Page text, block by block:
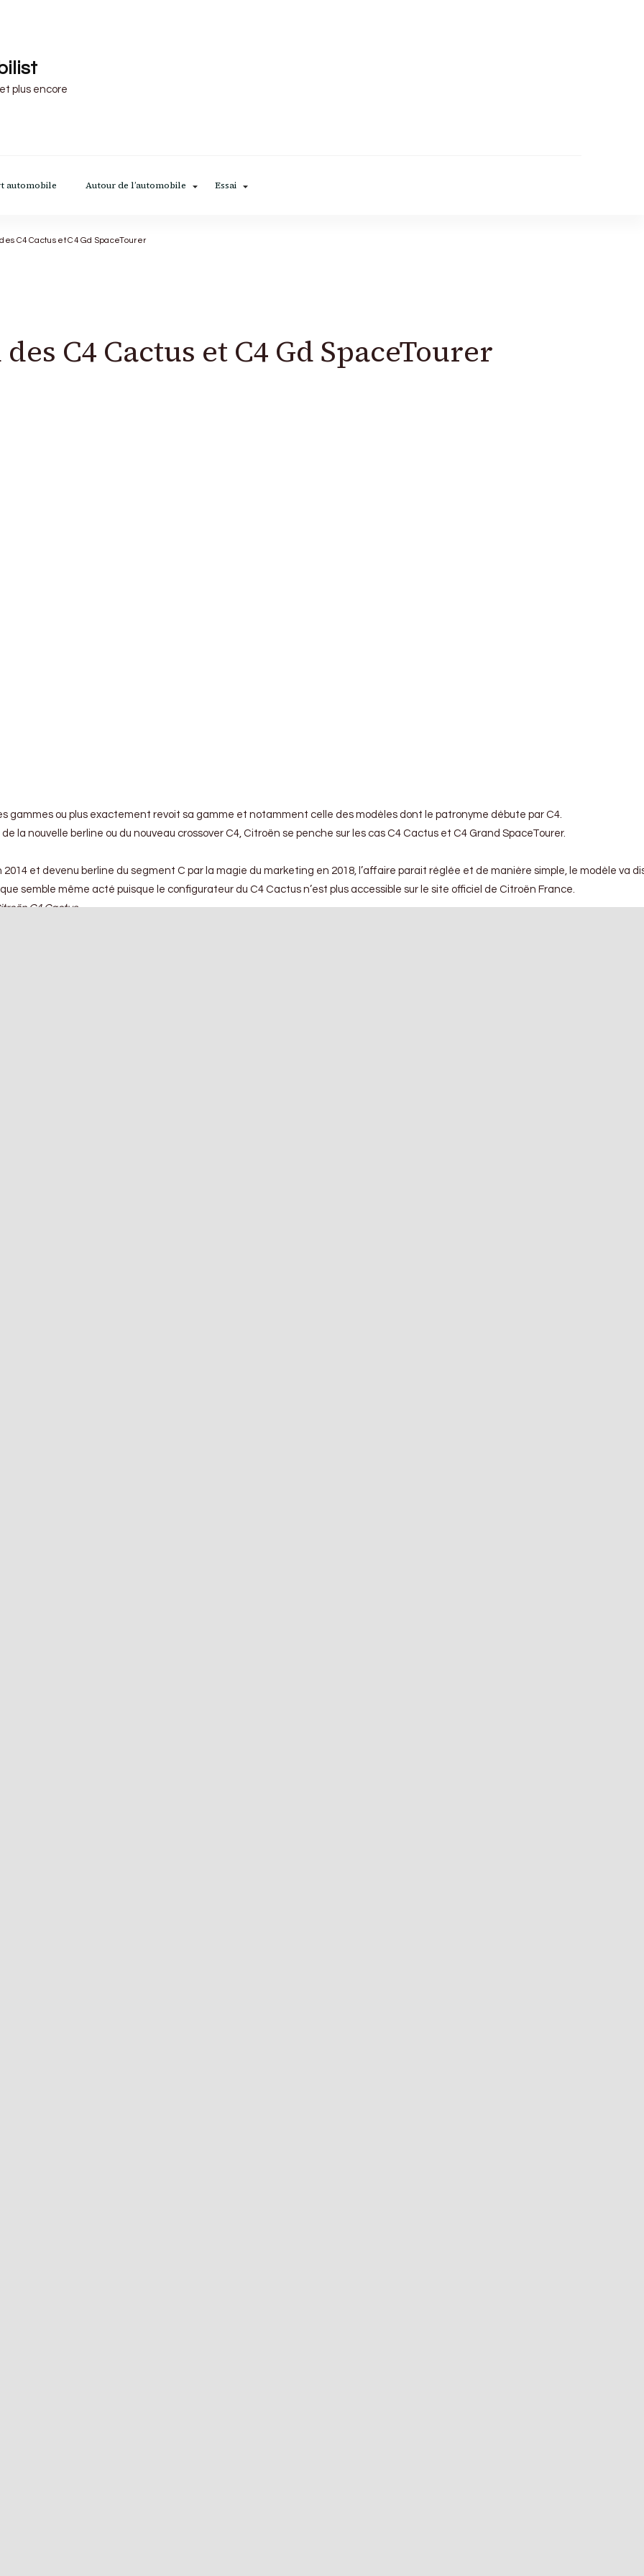
plus encore
automobile Autour de l’automobile Essai
C4 Cactus et C4 Gd SpaceTourer
C4 Cactus et C4 Gd SpaceTourer
gammes ou plus exactement revoit sa gamme et notamment celle des modèles dont le patronyme débute par C4.
la nouvelle berline ou du nouveau crossover C4, Citroën se penche sur les cas C4 Cactus et C4 Grand SpaceTourer.
2014 et devenu berline du segment C par la magie du marketing en 2018, l’affaire parait réglée et de manière simple, le modèle va
semble même acté puisque le configurateur du C4 Cactus n’est plus accessible sur le site officiel de Citroën France.
C4 Cactus.